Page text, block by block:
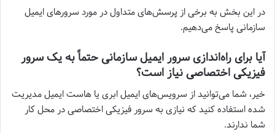
در این بخش به برخی از پرسش‌های متداول در مورد سرورهای ایمیل
سازمانی پاسخ می‌دهیم.
آیا برای راه‌اندازی سرور ایمیل سازمانی حتماً به یک سرور
فیزیکی اختصاصی نیاز است؟
خیر، شما می‌توانید از سرویس‌های ایمیل ابری یا هاست ایمیل مدیریت
شده استفاده کنید که نیازی به سرور فیزیکی اختصاصی در محل کار
شما ندارند.